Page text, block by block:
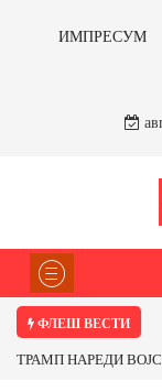
ИМПРЕСУМ
ФЛЕШ ВЕСТИ
ДА КОРИСТИ